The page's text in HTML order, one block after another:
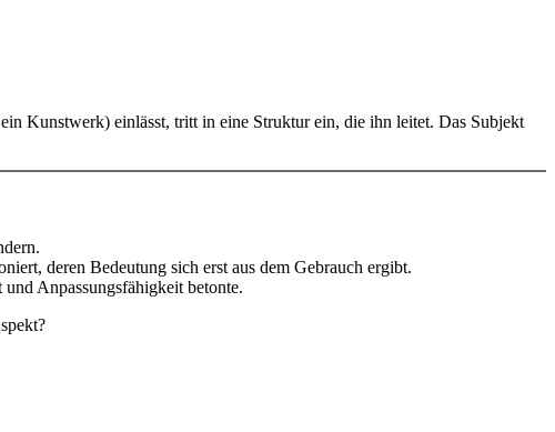
Kunstwerk) einlässt, tritt in eine Struktur ein, die ihn leitet. Das Subjekt
deren Bedeutung sich erst aus dem Gebrauch ergibt.
Anpassungsfähigkeit betonte.